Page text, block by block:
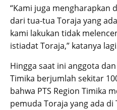
“Kami juga mengharapkan
dari tua-tua Toraja yang
kami lakukan tidak
istiadat Toraja,” katanya
Hingga saat ini anggota
Timika berjumlah sekitar
bahwa PTS Region Timika
pemuda Toraja yang ada di